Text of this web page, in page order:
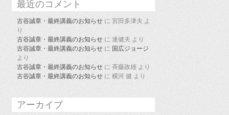
最近のコメント
古谷誠章・最終講義のお知らせ に宮田多津夫 よ
り
古谷誠章・最終講義のお知らせ に連健夫 より
古谷誠章・最終講義のお知らせ に 国広ジョージ
より
古谷誠章・最終講義のお知らせ に斉藤政雄 より
古谷誠章・最終講義のお知らせ に横河 健 より
アーカイブ